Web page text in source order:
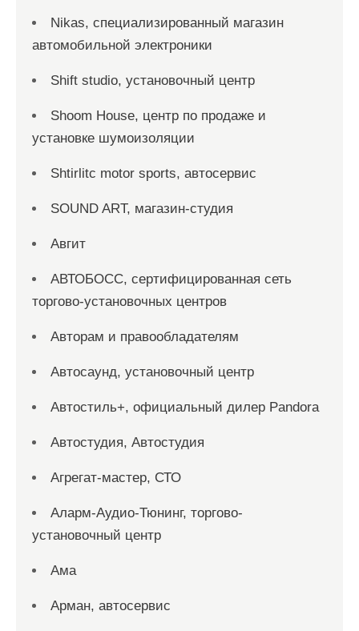
Nikas, специализированный магазин
автомобильной электроники
Shift studio, установочный центр
Shoom House, центр по продаже и
установке шумоизоляции
Shtirlitc motor sports, автосервис
SOUND ART, магазин-студия
Авгит
АВТОБОСС, сертифицированная сеть
торгово-установочных центров
Авторам и правообладателям
Автосаунд, установочный центр
Автостиль+, официальный дилер Pandora
Автостудия, Автостудия
Агрегат-мастер, СТО
Аларм-Аудио-Тюнинг, торгово-
установочный центр
Ама
Арман, автосервис